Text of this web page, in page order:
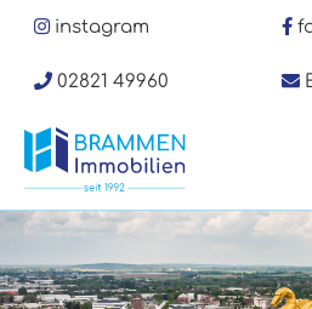
Inhalt
02821 49960
instagram